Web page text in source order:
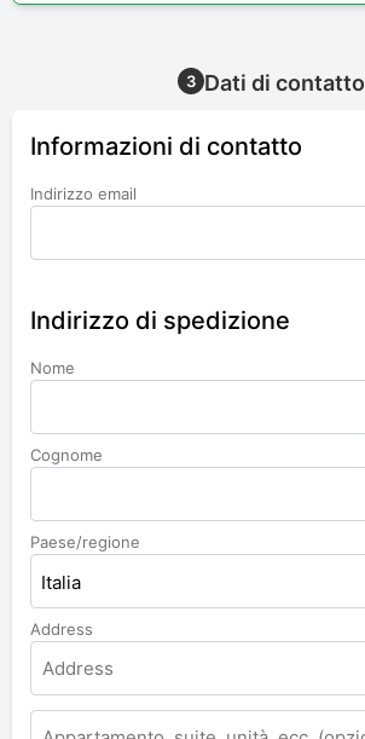
3 Dati di contatto
Informazioni di contatto
Indirizzo email
Indirizzo di spedizione
Nome
Cognome
Paese/regione
Italia
Address
Appartamento,